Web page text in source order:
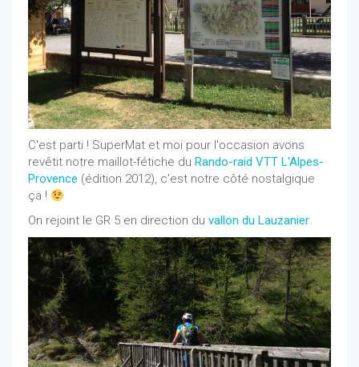
C'est parti ! SuperMat et moi pour l'occasion avons
revêtit notre maillot-fétiche du Rando-raid VTT L'Alpes-
Provence (édition 2012), c'est notre côté nostalgique
ça !
On rejoint le GR 5 en direction du vallon du Lauzanier.